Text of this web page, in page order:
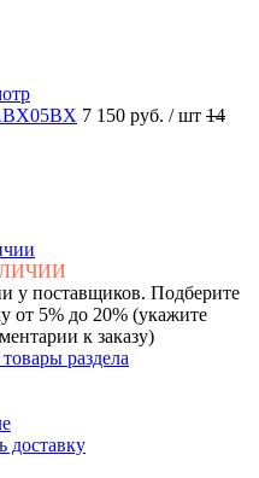
7 150 руб. / шт 14
у поставщиков. Подберите
от 5% до 20% (укажите
к заказу)
раздела
доставку